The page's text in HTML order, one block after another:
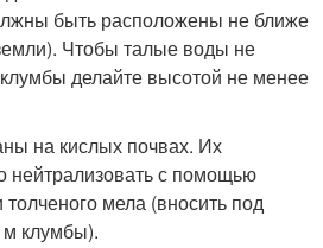
быть расположены не ближе
Чтобы талые воды не
делайте высотой не менее
на кислых почвах. Их
нейтрализовать с помощью
мела (вносить под
м клумбы).